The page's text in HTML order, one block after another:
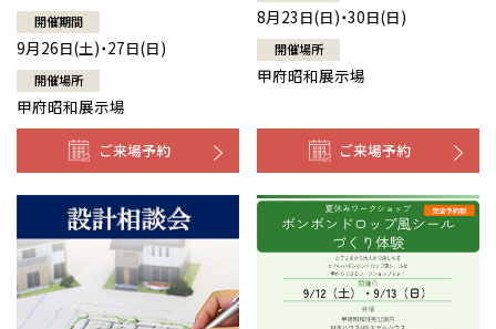
開催期間
9月26日(土)・27日(日)
開催場所
甲府昭和展示場
ご来場予約
8月23日(日)・30日(日)
開催場所
甲府昭和展示場
ご来場予約